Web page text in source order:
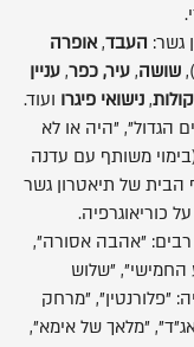
העבד,אופרה
שושה, עיר, כפר, עניין
, נישואי פיגרו ועוד.
הגדול", "היה או לא
משותף עם עדנה
הבית של תיאטרון גשר
כוריאוגרפיה.
רבים: "אהבה אסורה",
החמישי", "שלוש
"פלורנטין", "מרחק
"מלאך של אימא",